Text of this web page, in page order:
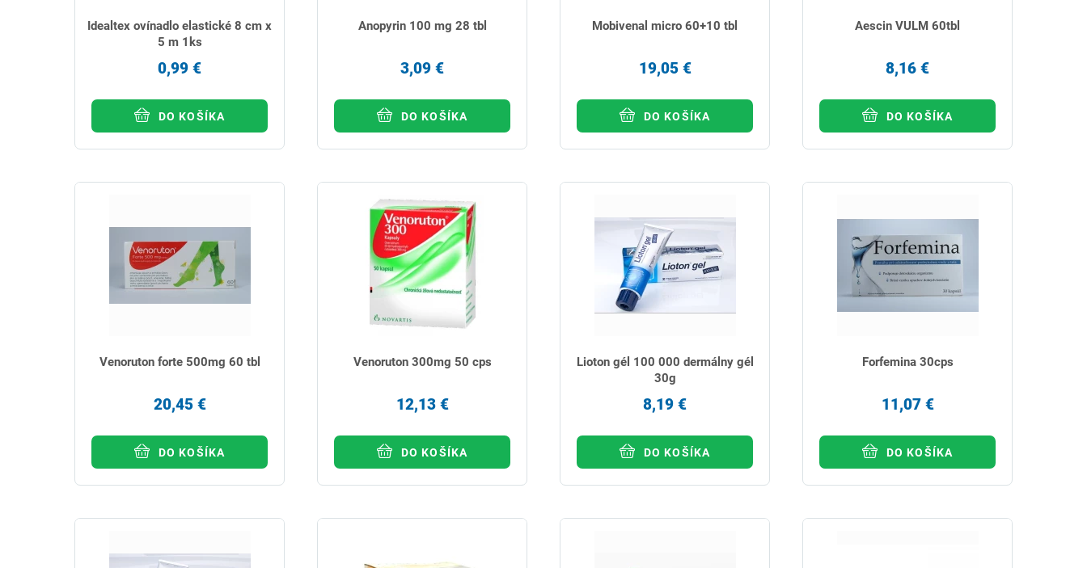
Idealtex ovínadlo elastické 8 cm x
5 m 1ks
0,99 €
DO KOŠÍKA
Anopyrin 100 mg 28 tbl
3,09 €
DO KOŠÍKA
Mobivenal micro 60+10 tbl
19,05 €
DO KOŠÍKA
Aescin VULM 60tbl
8,16 €
DO KOŠÍKA
Venoruton forte 500mg 60 tbl
20,45 €
DO KOŠÍKA
Venoruton 300mg 50 cps
12,13 €
DO KOŠÍKA
Lioton gél 100 000 dermálny gél
30g
8,19 €
DO KOŠÍKA
Forfemina 30cps
11,07 €
DO KOŠÍKA